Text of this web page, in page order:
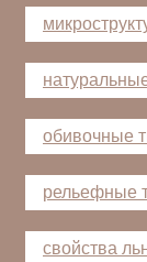
обивочные
рельефные
свойства